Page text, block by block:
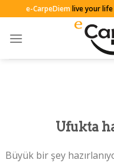
to
content
e-CarpeDiemlive your life
Ufukta
Büyük bir şey